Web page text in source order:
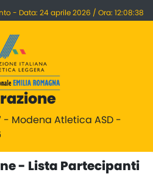
- Data: 24 aprile 2026 / Ora: 12:08:38
- Modena Atletica ASD -
- Lista Partecipanti